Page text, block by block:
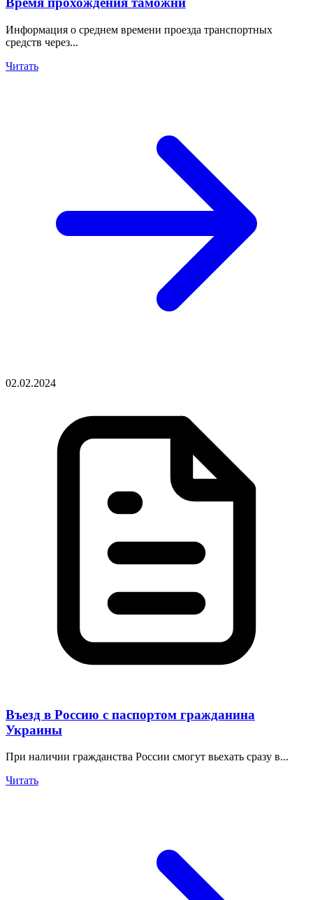
Информация о среднем времени проезда транспортных
средств через...
Читать
02.02.2024
Въезд в Россию с паспортом гражданина
Украины
При наличии гражданства России смогут вьехать сразу в...
Читать